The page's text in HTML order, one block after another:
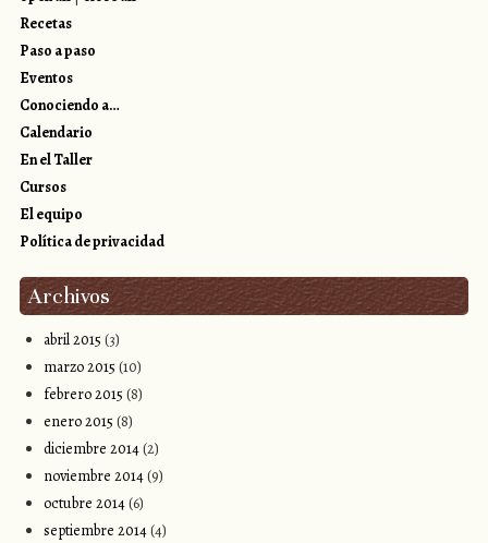
Recetas
Paso a paso
Eventos
Conociendo a…
Calendario
En el Taller
Cursos
El equipo
Política de privacidad
Archivos
abril 2015 (3)
marzo 2015 (10)
febrero 2015 (8)
enero 2015 (8)
diciembre 2014(2)
noviembre 2014(9)
octubre 2014(6)
septiembre 2014(4)